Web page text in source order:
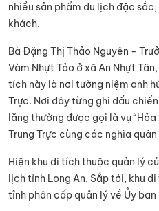
nhiều sản phẩm du lịch đặc
khách.
Bà Đặng Thị Thảo Nguyên -
Vàm Nhựt Tảo ở xã An Nhựt
tích này là nơi tưởng niệm anh
Trực. Nơi đây từng ghi dấu
lăng thường được gọi là vụ
Trung Trực cùng các nghĩa
Hiện khu di tích thuộc quản lý
lịch tỉnh Long An. Sắp tới, khu
tỉnh phân cấp quản lý về Ủy ban